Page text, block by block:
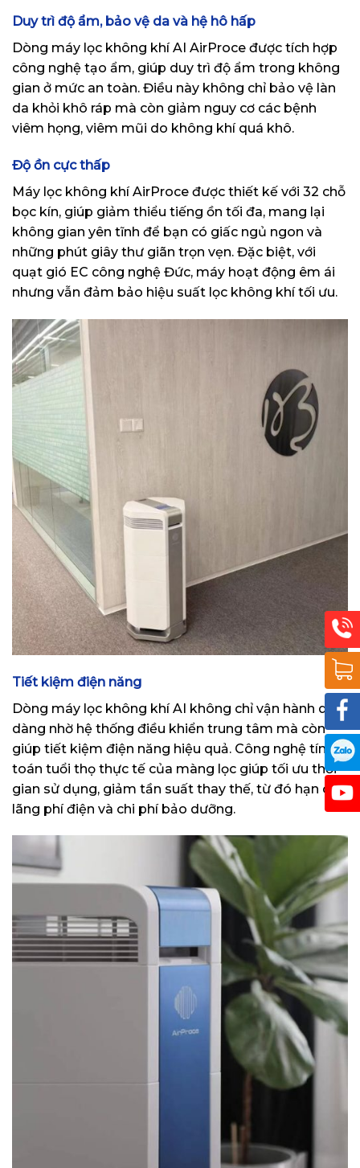
Duy trì độ ẩm, bảo vệ da và hệ hô hấp
Dòng máy lọc không khí AI AirProce được tích hợp
công nghệ tạo ẩm, giúp duy trì độ ẩm trong không
gian ở mức an toàn. Điều này không chỉ bảo vệ làn
da khỏi khô ráp mà còn giảm nguy cơ các bệnh
viêm họng, viêm mũi do không khí quá khô.
Độ ồn cực thấp
Máy lọc không khí AirProce được thiết kế với 32 chỗ
bọc kín, giúp giảm thiểu tiếng ồn tối đa, mang lại
không gian yên tĩnh để bạn có giấc ngủ ngon và
những phút giây thư giãn trọn vẹn. Đặc biệt, với
quạt gió EC công nghệ Đức, máy hoạt động êm ái
nhưng vẫn đảm bảo hiệu suất lọc không khí tối ưu.
Tiết kiệm điện năng
Dòng máy lọc không khí AI không chỉ vận hành dễ
dàng nhờ hệ thống điều khiển trung tâm mà còn
giúp tiết kiệm điện năng hiệu quả. Công nghệ tính
toán tuổi thọ thực tế của màng lọc giúp tối ưu thời
gian sử dụng, giảm tần suất thay thế, từ đó hạn chế
lãng phí điện và chi phí bảo dưỡng.